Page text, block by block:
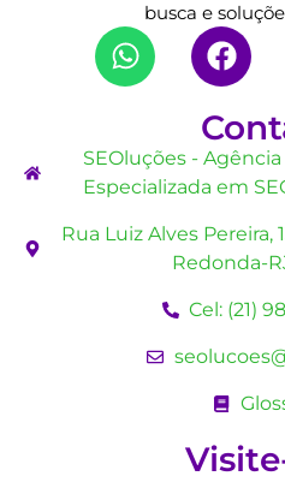
busca e
SEOluções -
Especializada em
Rua Luiz Alves Pereira,
Redonda-
Cel: (21)